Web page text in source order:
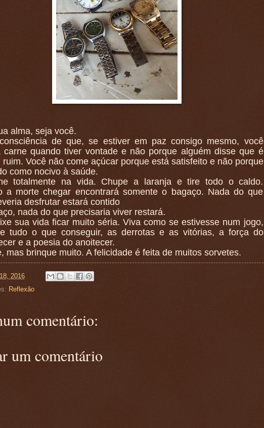
alma, seja você.
de que, se estiver em paz consigo mesmo, você
carne quando tiver vontade e não porque alguém disse que é
ruim. Você não come açúcar porque está satisfeito e não porque
como nocivo à saúde.
totalmente na vida. Chupe a laranja e tire todo o caldo.
a morte chegar encontrará somente o bagaço. Nada do que
desfrutar estará contido
nada do que precisaria viver restará.
sua vida ficar muito séria. Viva como se estivesse num jogo,
tudo o que conseguir, as derrotas e as vitórias, a força do
e a poesia do anoitecer.
mas brinque muito. A felicidade é feita de muitos sorvetes.
2016
Reflexão
comentário:
um comentário